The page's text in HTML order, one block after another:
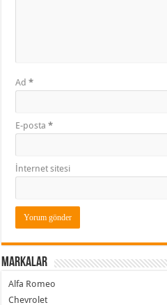
Ad*
E-posta*
İnternet sitesi
Markalar
Alfa Romeo
Chevrolet